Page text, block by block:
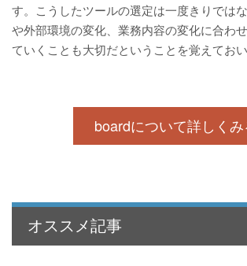
す。こうしたツールの選定は一度きりでは
や外部環境の変化、業務内容の変化に合わ
ていくことも大切だということを覚えておい
boardについて詳しくみ
オススメ記事